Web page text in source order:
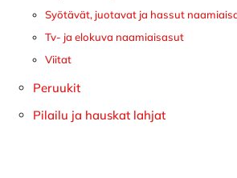
Syötävät, juotavat ja hassut
Tv- ja elokuva naamiaisasut
Viitat
Peruukit
Pilailu ja hauskat lahjat